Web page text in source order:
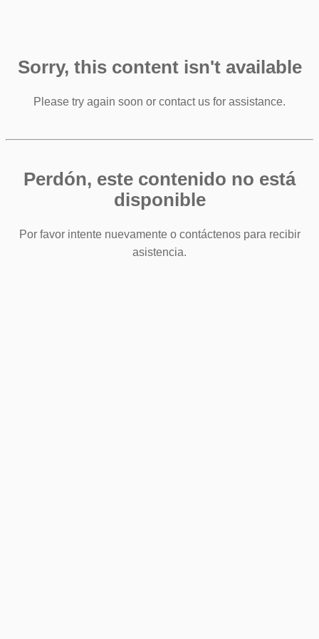
Sorry, this content isn't available
Please try again soon or contact us for assistance.
Perdón, este contenido no está
disponible
Por favor intente nuevamente o contáctenos para recibir
asistencia.